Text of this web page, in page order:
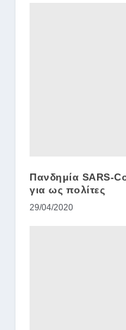
Πανδημία SARS-
για ως πολίτες
29/04/2020